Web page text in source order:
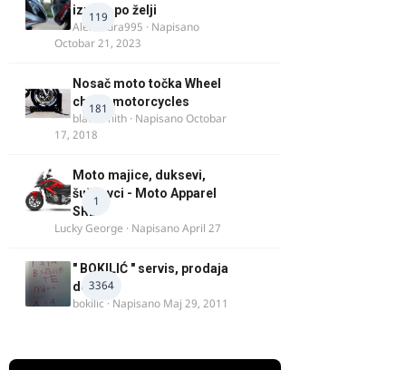
119
izrada po želji
Alexandra995 · Napisano
Octobar 21, 2023
181
Nosač moto točka Wheel
chock motorcycles
blacksmith · NapisanoOctobar
17, 2018
1
Moto majice, duksevi,
šuškavci - Moto Apparel
SRB
Lucky George · NapisanoApril 27
3364
" BOKILIĆ " servis, prodaja
delova
bokilic · Napisano Maj 29, 2011